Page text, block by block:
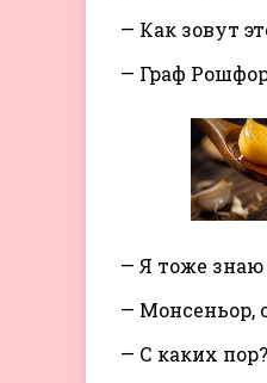
— Как зовут
— Граф
— Я тоже знаю
— Монсеньор,
— С каких пор?